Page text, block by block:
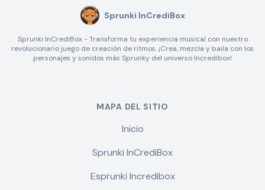
Sprunki InCrediBox
Sprunki InCrediBox - Transforma tu experiencia musical con nuestro
revolucionario juego de creación de ritmos. ¡Crea, mezcla y baila con los
personajes y sonidos más Sprunky del universo Incredibox!
MAPA DEL SITIO
Inicio
Sprunki InCrediBox
Esprunki Incredibox